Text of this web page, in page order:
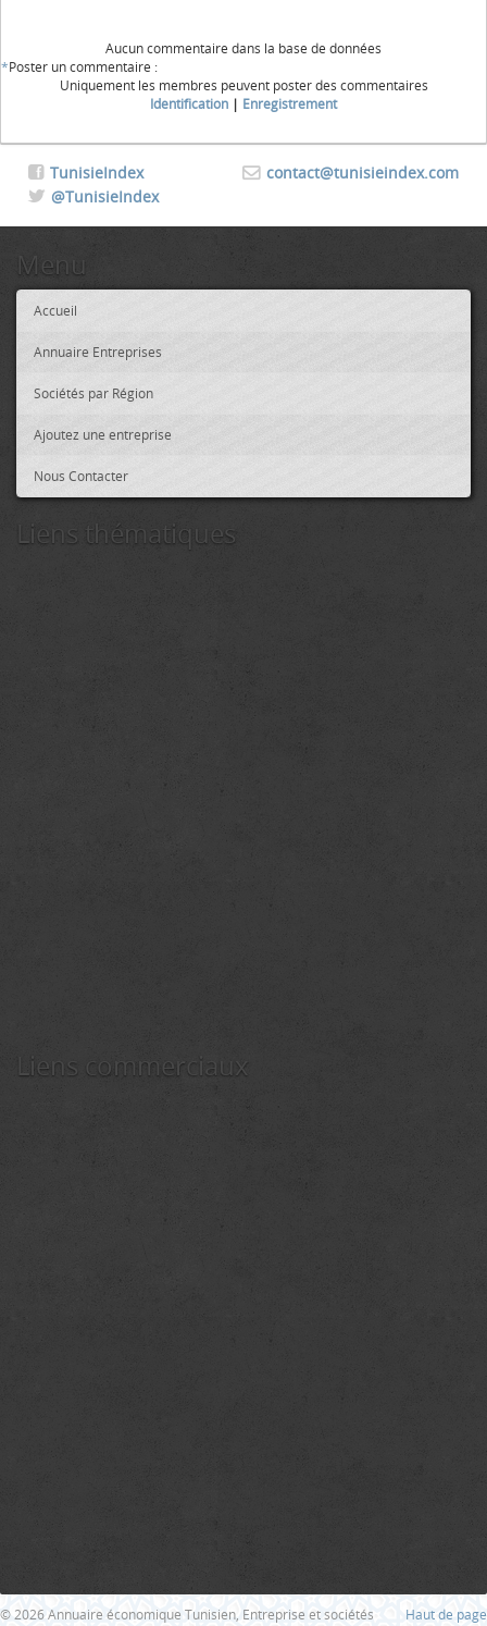
Aucun commentaire dans la base de données
*Poster un commentaire :
Uniquement les membres peuvent poster des commentaires
Identification | Enregistrement
contact@tunisieindex.com
TunisieIndex
@TunisieIndex
Menu
Accueil
Annuaire Entreprises
Sociétés par Région
Ajoutez une entreprise
Nous Contacter
Liens thématiques
Liens commerciaux
Haut de page
© 2026 Annuaire économique Tunisien, Entreprise et sociétés